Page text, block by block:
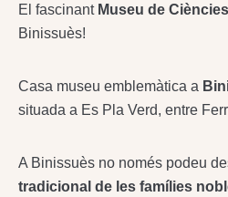
El fascinant Museu de
Binissuès!
Casa museu emblemàtica a
situada a Es Pla Verd, entre
A Binissuès no només podeu
tradicional de les famílies